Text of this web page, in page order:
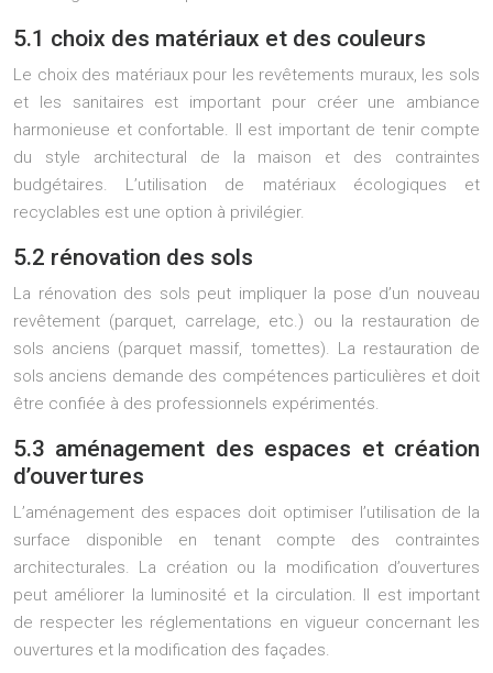
5.1 choix des matériaux et des couleurs
Le choix des matériaux pour les revêtements muraux, les sols
et les sanitaires est important pour créer une ambiance
harmonieuse et confortable. Il est important de tenir compte
du style architectural de la maison et des contraintes
budgétaires. L’utilisation de matériaux écologiques et
recyclables est une option à privilégier.
5.2 rénovation des sols
La rénovation des sols peut impliquer la pose d’un nouveau
revêtement (parquet, carrelage, etc.) ou la restauration de
sols anciens (parquet massif, tomettes). La restauration de
sols anciens demande des compétences particulières et doit
être confiée à des professionnels expérimentés.
5.3 aménagement des espaces et création
d’ouvertures
L’aménagement des espaces doit optimiser l’utilisation de la
surface disponible en tenant compte des contraintes
architecturales. La création ou la modification d’ouvertures
peut améliorer la luminosité et la circulation. Il est important
de respecter les réglementations en vigueur concernant les
ouvertures et la modification des façades.